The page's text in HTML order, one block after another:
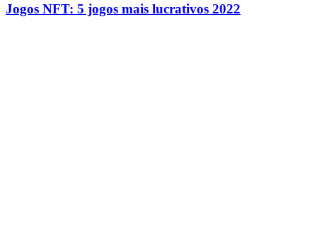
Jogos NFT: 5 jogos mais lucrativos 2022